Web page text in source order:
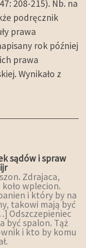
208-215). Nb. na
podręcznik
prawa
rok później
prawa
Wynikało z
sądów i spraw
Zdrajaca,
wplecion.
i który by na
takowi mają być
Odszczepieniec
być spalon. Tąż
i kto by komu